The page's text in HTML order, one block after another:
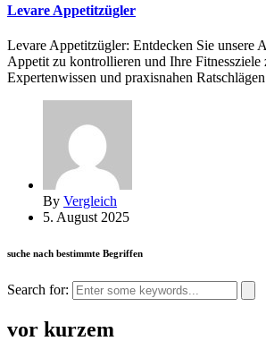
Levare Appetitzügler
Levare Appetitzügler: Entdecken Sie unsere
Appetit zu kontrollieren und Ihre Fitnessziele
Expertenwissen und praxisnahen
By Vergleich
5. August 2025
suche nach bestimmte Begriffen
Search for:
vor kurzem